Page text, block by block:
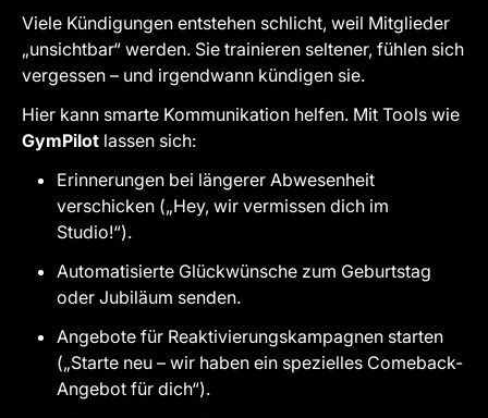
Viele Kündigungen entstehen schlicht, weil Mitglieder
„unsichtbar“ werden. Sie trainieren seltener, fühlen sich
vergessen – und irgendwann kündigen sie.
Hier kann smarte Kommunikation helfen. Mit Tools wie
GymPilot lassen sich:
Erinnerungen bei längerer Abwesenheit
verschicken („Hey, wir vermissen dich im
Studio!“).
Automatisierte Glückwünsche zum Geburtstag
oder Jubiläum senden.
Angebote für Reaktivierungskampagnen starten
(„Starte neu – wir haben ein spezielles Comeback-
Angebot für dich“).